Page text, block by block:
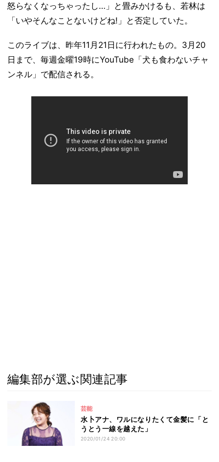
怒らなくなっちゃったし…」と畳みかけるも、若林は
「いやそんなことないけどね!」と否定していた。
このライブは、昨年11月21日に行われたもの。3月20
日まで、毎週金曜19時にYouTube「犬も食わないチャ
ンネル」で配信される。
編集部が選ぶ関連記事
芸能
水卜アナ、ワルになりたくて金髪に「と
うとう一線を越えた」
2020/01/24 20:00